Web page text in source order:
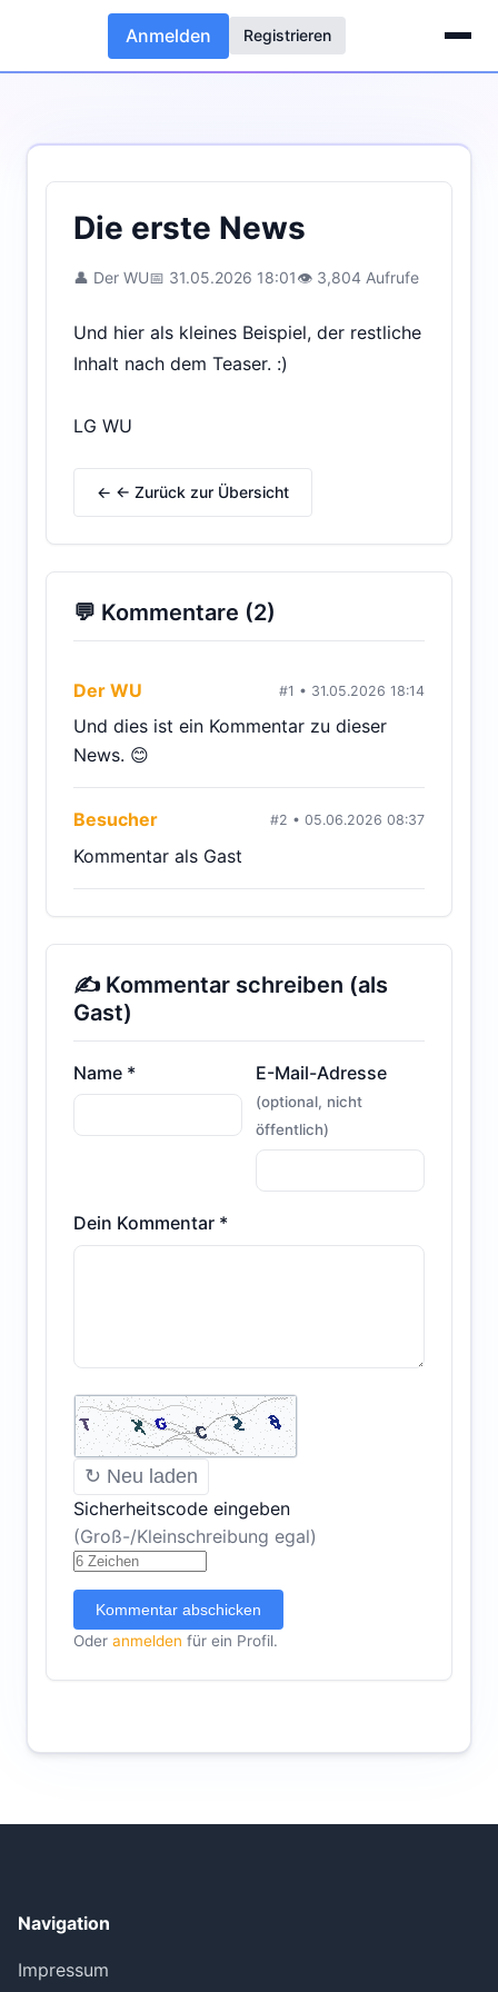
Anmelden Registrieren
Die erste News
👤 Der WU📅 31.05.2026 18:01👁 3,804 Aufrufe
Und hier als kleines Beispiel, der restliche
Inhalt nach dem Teaser. :)
LG WU
← ← Zurück zur Übersicht
💬 Kommentare (2)
Der WU #1 • 31.05.2026 18:14
Und dies ist ein Kommentar zu dieser
News. 😊
Besucher #2 • 05.06.2026 08:37
Kommentar als Gast
✍ Kommentar schreiben (als
Gast)
Name * E-Mail-Adresse
(optional, nicht
öffentlich)
Dein Kommentar *
↻ Neu laden
Sicherheitscode eingeben
(Groß-/Kleinschreibung egal)
Kommentar abschicken
Oder anmelden für ein Profil.
Navigation
Impressum